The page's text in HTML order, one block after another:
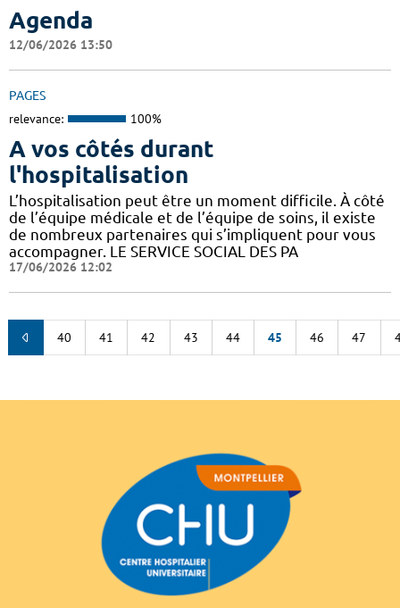
Agenda
12/06/2026 13:50
PAGES
relevance: 100%
A vos côtés durant
l'hospitalisation
L’hospitalisation peut être un moment difficile. À côté
de l’équipe médicale et de l’équipe de soins, il existe
de nombreux partenaires qui s’impliquent pour vous
accompagner. LE SERVICE SOCIAL DES PA
17/06/2026 12:02
40 41 42 43 44 45 46 47